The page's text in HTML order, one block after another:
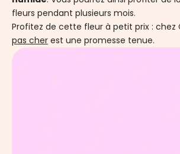
fleurs pendant plusieurs mois.
Profitez de cette fleur à petit prix : chez
pas cher est une promesse tenue.